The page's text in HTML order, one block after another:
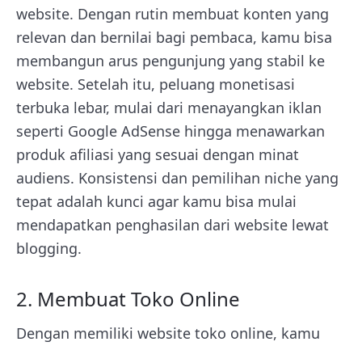
website. Dengan rutin membuat konten yang
relevan dan bernilai bagi pembaca, kamu bisa
membangun arus pengunjung yang stabil ke
website. Setelah itu, peluang monetisasi
terbuka lebar, mulai dari menayangkan iklan
seperti Google AdSense hingga menawarkan
produk afiliasi yang sesuai dengan minat
audiens. Konsistensi dan pemilihan niche yang
tepat adalah kunci agar kamu bisa mulai
mendapatkan penghasilan dari website lewat
blogging.
2. Membuat Toko Online
Dengan memiliki website toko online, kamu